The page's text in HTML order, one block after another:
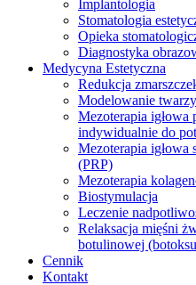
Implantologia
Stomatologia
Opieka
Diagnostyka
Medycyna Estetyczna
Redukcja
Modelowanie
Mezoterapia igłowa
indywidualnie do
Mezoterapia igłowa
(PRP)
Mezoterapia
Biostymulacja
Leczenie
Relaksacja mięśni
botulinowej
Cennik
Kontakt